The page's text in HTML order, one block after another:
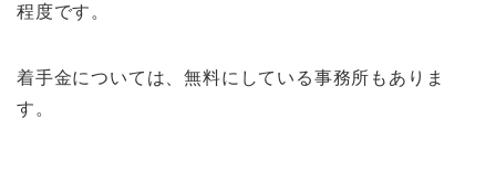
程度です。
着手金については、無料にしている事務所もありま
す。